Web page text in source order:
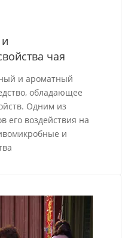
чая
и ароматный
обладающее
Одним из
его воздействия на
и